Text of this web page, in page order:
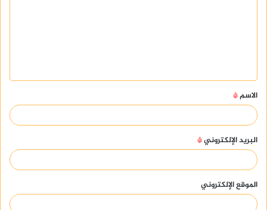
ق
*
الاسم*
البريد الإلكتروني*
الموقع الإلكتروني